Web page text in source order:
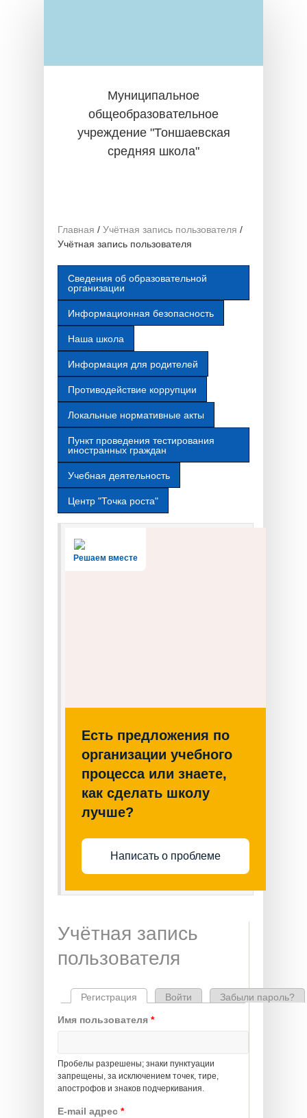
Муниципальное
общеобразовательное
учреждение "Тоншаевская
средняя школа"
Главная / Учётная запись пользователя /
Учётная запись пользователя
Сведения об образовательной
организации
Информационная безопасность
Наша школа
Информация для родителей
Противодействие коррупции
Локальные нормативные акты
Пункт проведения тестирования
иностранных граждан
Учебная деятельность
Центр "Точка роста"
Решаем вместе
Есть предложения по
организации учебного
процесса или знаете,
как сделать школу
лучше?
Написать о проблеме
Учётная запись
пользователя
Главные вкладки
Регистрация (активная вкладка)
Войти Забыли пароль?
Имя пользователя *
Пробелы разрешены; знаки пунктуации
запрещены, за исключением точек, тире,
апострофов и знаков подчеркивания.
E-mail адрес *